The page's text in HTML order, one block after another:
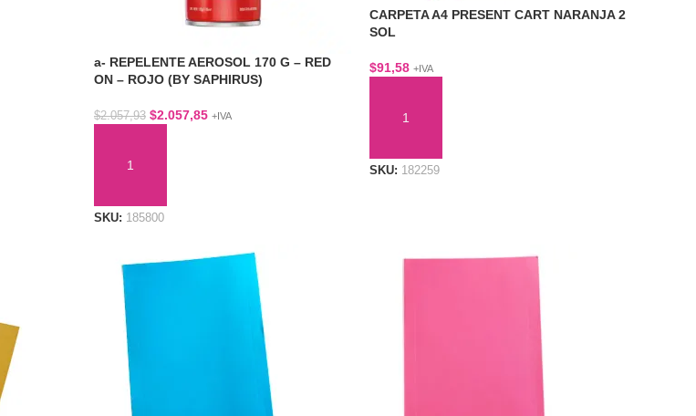
a- REPELENTE AEROSOL 170 G – RED
ON – ROJO (BY SAPHIRUS)
$2.057,93 $2.057,85 +IVA
SKU: 185800
CARPETA A4 PRESENT CART NARANJA 2
SOL
$91,58 +IVA
SKU: 182259